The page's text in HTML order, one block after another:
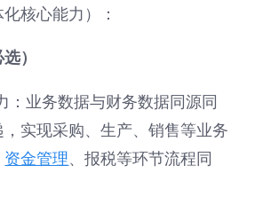
核心能力）：
）
：业务数据与财务数据同源同
实现采购、生产、销售等业务
资金管理、报税等环节流程同